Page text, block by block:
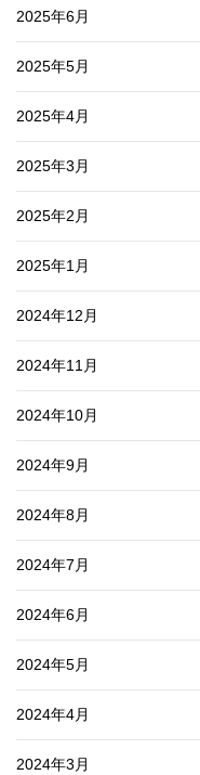
2025年6月
2025年5月
2025年4月
2025年3月
2025年2月
2025年1月
2024年12月
2024年11月
2024年10月
2024年9月
2024年8月
2024年7月
2024年6月
2024年5月
2024年4月
2024年3月